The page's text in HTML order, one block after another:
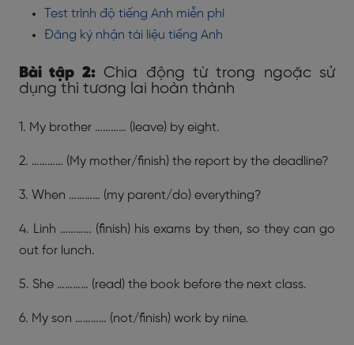
Test trình độ tiếng Anh miễn phí
Đăng ký nhận tài liệu tiếng Anh
Bài tập 2:Chia động từ trong ngoặc sử
dụng thì tương lai hoàn thành
1. My brother ………… (leave) by eight.
2. ………… (My mother/finish) the report by the deadline?
3. When ………… (my parent/do) everything?
4. Linh ………… (finish) his exams by then, so they can go
out for lunch.
5. She ………… (read) the book before the next class.
6. My son ………… (not/finish) work by nine.